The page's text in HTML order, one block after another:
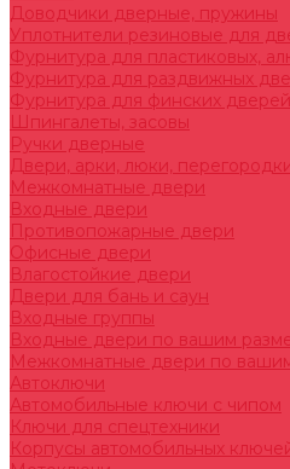
Доводчики дверные, пружины
Уплотнители резиновые для
Фурнитура для пластиковых,
Фурнитура для раздвижных
Фурнитура для финских дверей
Шпингалеты, засовы
Ручки дверные
Двери, арки, люки,
Межкомнатные двери
Входные двери
Противопожарные двери
Офисные двери
Влагостойкие двери
Двери для бань и саун
Входные группы
Входные двери по вашим
Межкомнатные двери по
Автоключи
Автомобильные ключи с чипом
Ключи для спецтехники
Корпусы автомобильных